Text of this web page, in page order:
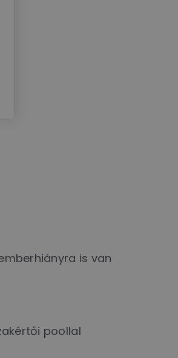
is van
poollal